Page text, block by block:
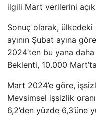
ilgili Mart verilerini
Sonuç olarak, ülkedeki
ayının Şubat ayına
2024’ten bu yana
Beklenti, 10.000 Mart’ta
Mart 2024’e göre,
Mevsimsel işsizlik
6,2’den yüzde 6,3’üne